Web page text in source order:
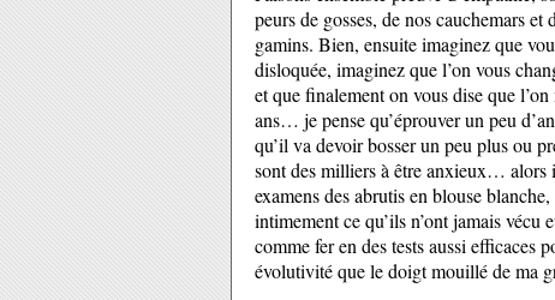
peurs de gosses, de nos cauchemars
gamins. Bien, ensuite imaginez que
disloquée, imaginez que l’on vous
et que finalement on vous dise que
ans… je pense qu’éprouver un peu
qu’il va devoir bosser un peu plus ou
sont des milliers à être anxieux…
examens des abrutis en blouse
intimement ce qu’ils n’ont jamais
comme fer en des tests aussi efficaces
évolutivité que le doigt mouillé de ma